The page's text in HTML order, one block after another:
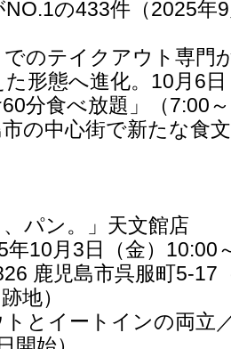
の433件（2025年
のテイクアウト専門
形態へ進化。10月6
分食べ放題」（7:00
の中心街で新たな食
パン。」天文館店
10月3日（金）10:00
鹿児島市呉服町5-17
地）
とイートインの両立